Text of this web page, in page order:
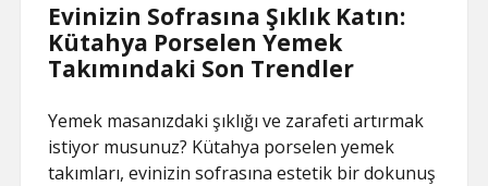
Evinizin Sofrasına Şıklık Katın:
Kütahya Porselen Yemek
Takımındaki Son Trendler
Yemek masanızdaki şıklığı ve zarafeti artırmak
istiyor musunuz? Kütahya porselen yemek
takımları, evinizin sofrasına estetik bir dokunuş